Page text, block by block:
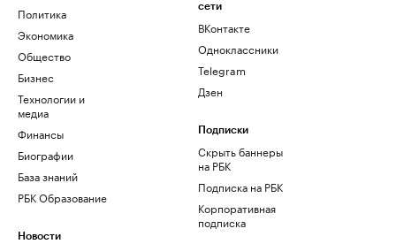
Политика
Экономика
Общество
Бизнес
Технологии и
медиа
Финансы
Биографии
База знаний
РБК Образование
Новости
сети
ВКонтакте
Одноклассники
Telegram
Дзен
Подписки
Скрыть баннеры
на РБК
Подписка на РБК
Корпоративная
подписка